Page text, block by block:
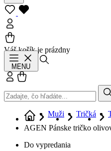
Váš košík je prázdny
MENU
Prihlásiť sa
Muži Tričká
AGEN Pánske tričko
Do vypredania